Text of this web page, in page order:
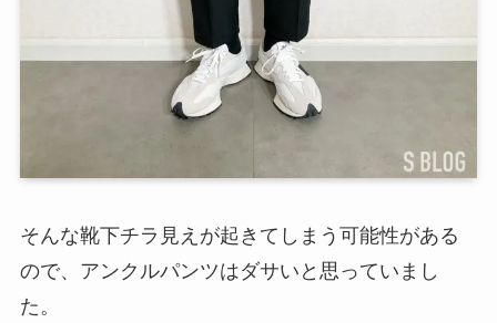
そんな靴下チラ見えが起きてしまう可能性がある
ので、アンクルパンツはダサいと思っていまし
た。